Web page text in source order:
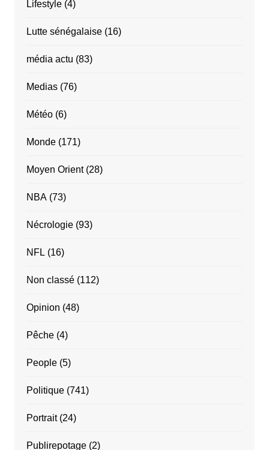
Lifestyle(4)
Lutte sénégalaise(16)
média actu (83)
Medias(76)
Météo(6)
Monde(171)
Moyen Orient(28)
NBA(73)
Nécrologie(93)
NFL (16)
Non classé(112)
Opinion (48)
Pêche(4)
People(5)
Politique(741)
Portrait(24)
Publirepotage(2)